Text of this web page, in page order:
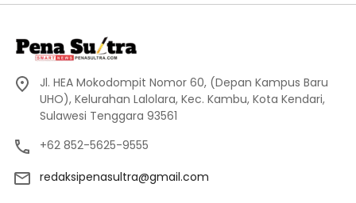
Jl. HEA Mokodompit Nomor 60, (Depan Kampus Baru
UHO), Kelurahan Lalolara, Kec. Kambu, Kota Kendari,
Sulawesi Tenggara 93561
+62 852-5625-9555
redaksipenasultra@gmail.com